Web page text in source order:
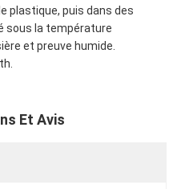
plastique, puis dans des
sous la température
et preuve humide.
Et Avis